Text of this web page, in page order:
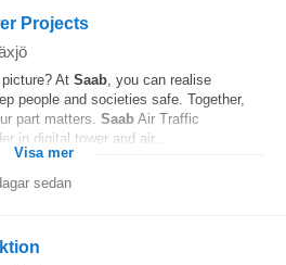
Projects
At Saab, you can realise
people and societies safe. Together,
part matters. Saab Air Traffic
in digital tower and air...
Visa mer
sedan